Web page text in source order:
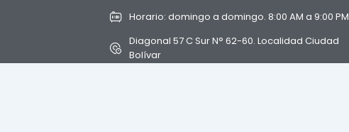
Horario: domingo a domingo. 8:00 AM a 9:00 PM
Diagonal 57 C Sur N° 62-60. Localidad Ciudad
Bolívar